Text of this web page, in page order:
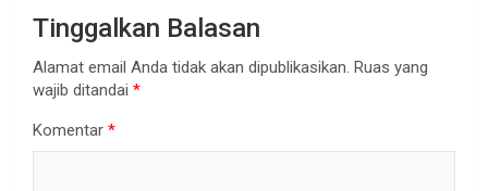
Tinggalkan Balasan
Alamat email Anda tidak akan dipublikasikan. Ruas yang
wajib ditandai *
Komentar *